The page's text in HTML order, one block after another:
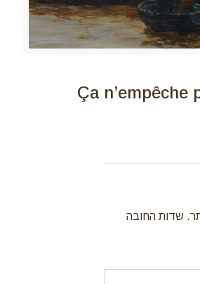
Ça n’empêche
שדות החובה